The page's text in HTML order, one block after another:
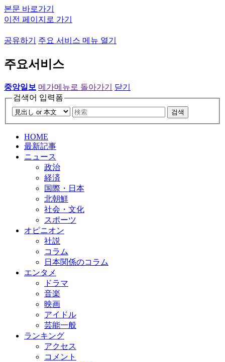
본문 바로가기
이전 페이지로 가기
공유하기 주요 서비스 메뉴 열기
주요서비스
중앙일보 메가메뉴로 돌아가기
닫기
검색어 입력폼
검색
HOME
最新記事
ニュース
政治
経済
国際・日本
北朝鮮
社会・文化
スポーツ
オピニオン
社説
コラム
日本関係のコラム
エンタメ
ドラマ
音楽
映画
アイドル
芸能一般
ランキング
アクセス
コメント